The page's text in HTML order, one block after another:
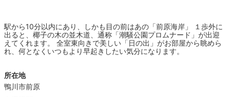
駅から10分以内にあり、しかも目の前はあの「前原海岸」 １歩外に
出ると、椰子の木の並木道、通称「潮騒公園プロムナード」が出迎
えてくれます。 全室東向きで美しい「日の出」がお部屋から眺めら
れ、何となくいつもより早起きしたい気分になります。
所在地
鴨川市前原